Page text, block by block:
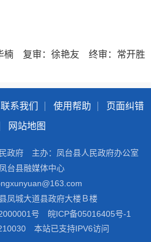
楠 复审：徐艳友 终审：常开胜
联系我们 使用帮助
页面纠错
网站地图
政府
主办：凤台县人民政府办公室
台县融媒体中心
凤城大道县政府大楼Ｂ楼
号
皖ICP备05016405号-1
本站已支持IPV6访问